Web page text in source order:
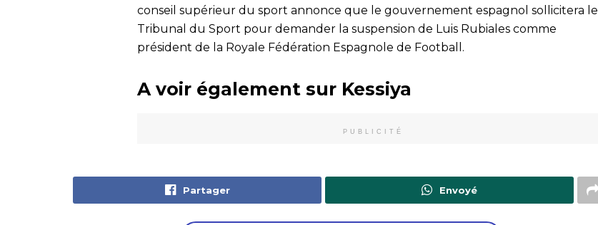
conseil supérieur du sport annonce que le gouvernement espagnol sollicitera le
Tribunal du Sport pour demander la suspension de Luis Rubiales comme
président de la Royale Fédération Espagnole de Football.
A voir également sur Kessiya
PUBLICITÉ
Partager Envoyé